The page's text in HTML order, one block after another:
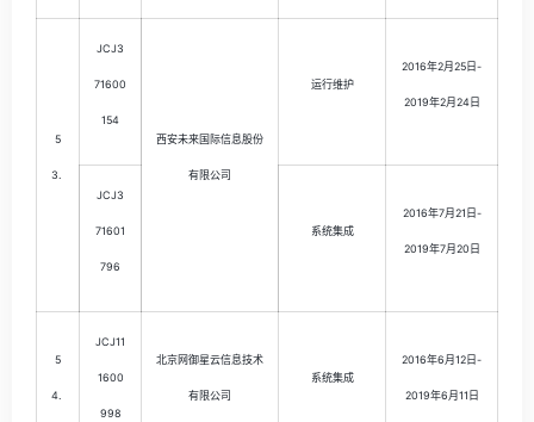
5
3.
JCJ3
71600
154
西安未来国际信息股份
有限公司
运行维护
2016年2月25日-
2019年2月24日
JCJ3
71601
796
系统集成
2016年7月21日-
2019年7月20日
5
4.
JCJ11
1600
998
北京网御星云信息技术
有限公司
系统集成
2016年6月12日-
2019年6月11日